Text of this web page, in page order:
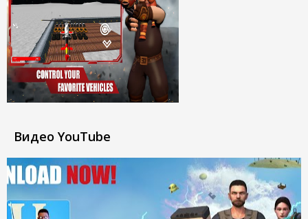
Видео YouTube